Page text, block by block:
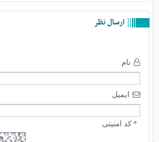
ارسال نظر
نام
ایمیل
* کد امنیتی